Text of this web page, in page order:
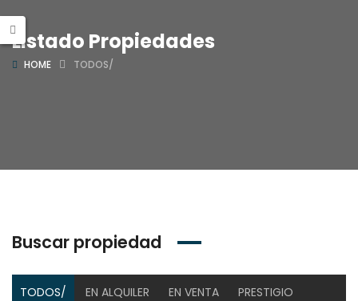
Listado Propiedades
HOME TODOS/
Buscar propiedad
TODOS/ EN ALQUILER EN VENTA PRESTIGIO